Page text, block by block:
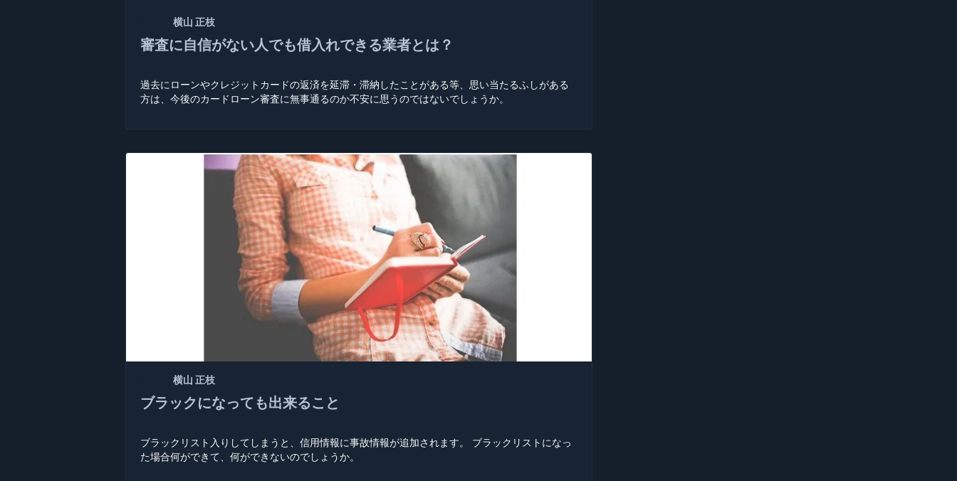
横山 正枝
審査に自信がない人でも借入れできる業者とは？
過去にローンやクレジットカードの返済を延滞・滞納したことがある等、思い当たるふしがある
方は、今後のカードローン審査に無事通るのか不安に思うのではないでしょうか。
横山 正枝
ブラックになっても出来ること
ブラックリスト入りしてしまうと、信用情報に事故情報が追加されます。 ブラックリストになっ
た場合何ができて、何ができないのでしょうか。